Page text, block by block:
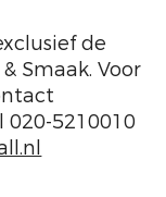
de
Smaak. Voor
5210010